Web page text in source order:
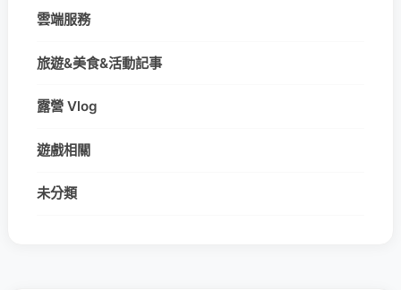
雲端服務
旅遊&美食&活動記事
露營 Vlog
遊戲相關
未分類